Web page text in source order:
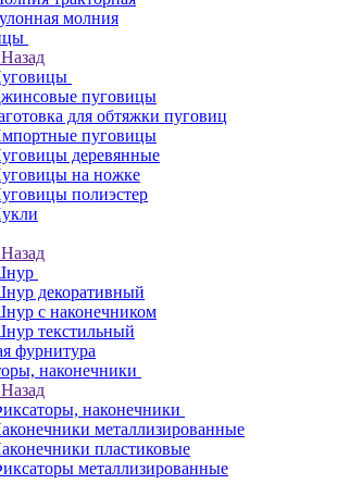
молния
Назад
пуговицы
для обтяжки пуговиц
пуговицы
деревянные
на ножке
полиэстер
Назад
декоративный
с наконечником
текстильный
фурнитура
наконечники
Назад
наконечники
металлизированные
пластиковые
металлизированные